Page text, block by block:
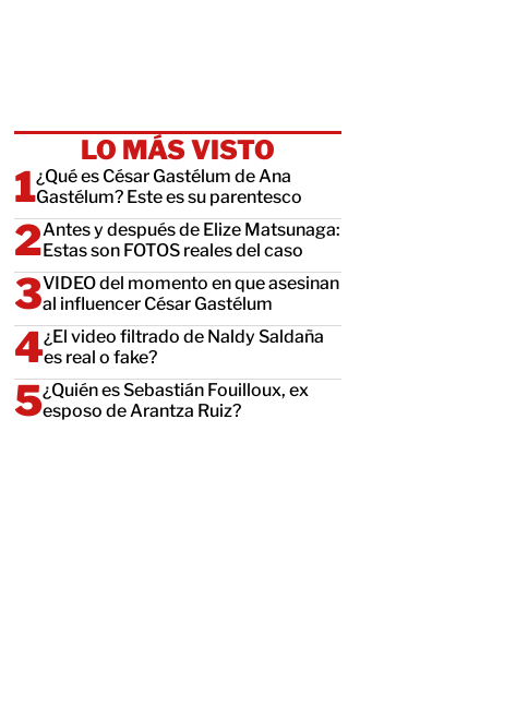
LO MÁS VISTO
¿Qué es César Gastélum de Ana
Gastélum? Este es su parentesco
Antes y después de Elize Matsunaga:
Estas son FOTOS reales del caso
VIDEO del momento en que asesinan
al influencer César Gastélum
¿El video filtrado de Naldy Saldaña
es real o fake?
¿Quién es Sebastián Fouilloux, ex
esposo de Arantza Ruiz?